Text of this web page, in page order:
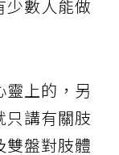
少數人能做
上的，另
只講有關肢
雙盤對肢體